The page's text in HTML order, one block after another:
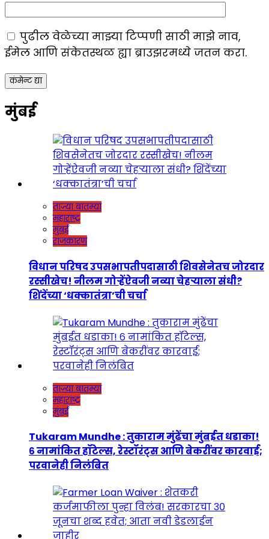
पुढील वेळेच्या माझ्या टिप्पणी साठी माझे नाव,
ईमेल आणि संकेतस्थळ ह्या ब्राउझरमध्ये जतन करा.
मुंबई
ताज्या बातम्या
महाराष्ट्र
मुंबई
राजकारण
विधान परिषद उपसभापतीपदासाठी शिवसेनेतच जोरदार
रस्सीखेच! नीलम गोऱ्हेंऐवजी नव्या चेहऱ्याला संधी?
शिंदेंच्या ‘धक्कातंत्रा’ची चर्चा
ताज्या बातम्या
महाराष्ट्र
मुंबई
Tukaram Mundhe : तुकाराम मुंढेंचा मुंबईत धडाका!
६ नामांकित हॉटेल्स, रेस्टॉरंट्स आणि बेकरींवर कारवाई;
परवानेही निलंबित